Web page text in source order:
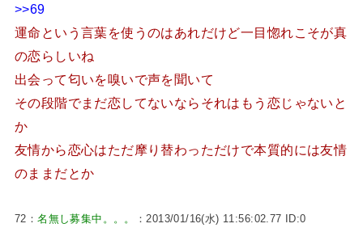
>>69
運命という言葉を使うのはあれだけど一目惚れこそが真
の恋らしいね
出会って匂いを嗅いで声を聞いて
その段階でまだ恋してないならそれはもう恋じゃないと
か
友情から恋心はただ摩り替わっただけで本質的には友情
のままだとか
72：名無し募集中。。。 ：2013/01/16(水) 11:56:02.77 ID:0